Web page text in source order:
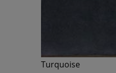
Turquoise